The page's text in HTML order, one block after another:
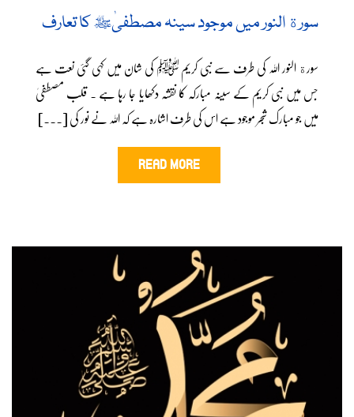
سورة النور میں موجود سینہ مصطفیٰﷺ کا تعارف
سورة النور اللہ کی طرف سے نبی کریم ﷺ کی شان میں کہی گئی نعت ہے
جس میں نبی کریم کے سینہ مبارکہ کا نقشہ دکھایا جا رہا ہے ۔ قلب مصطفیٰ
میں جو مبارک شجر موجود ہے اس کی طرف اشارہ ہے کہ اللہ نے نور کی [...]
READ MORE